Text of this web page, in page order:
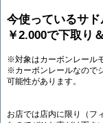
今使っているサ
￥2.000で下取り
※対象はカーボンレール
※カーボンレールなので
可能性があります。
お店では店内に限り（フ